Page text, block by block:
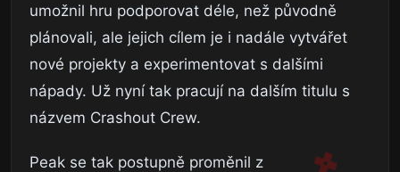
umožnil hru podporovat déle, než původně
plánovali, ale jejich cílem je i nadále vytvářet
nové projekty a experimentovat s dalšími
nápady. Už nyní tak pracují na dalším titulu s
názvem Crashout Crew.
Peak se tak postupně proměnil z